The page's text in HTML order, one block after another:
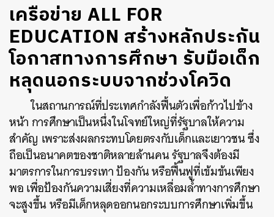
เครือข่าย ALL FOR
EDUCATION สร้างหลักประกัน
โอกาสทางการศึกษา รับมือเด็ก
หลุดนอกระบบจากช่วงโควิด
ในสถานการณ์ที่ประเทศกำลังฟื้นตัวเพื่อก้าวไปข้าง
หน้า การศึกษาเป็นหนึ่งในโจทย์ใหญ่ที่รัฐบาลให้ความ
สำคัญ เพราะส่งผลกระทบโดยตรงกับเด็กและเยาวชน ซึ่ง
ถือเป็นอนาคตของชาติหลายล้านคน รัฐบาลจึงต้องมี
มาตรการในการบรรเทา ป้องกัน หรือฟื้นฟูที่เข้มข้นเพียง
พอ เพื่อป้องกันความเสี่ยงที่ความเหลื่อมล้ำทางการศึกษา
จะสูงขึ้น หรือมีเด็กหลุดออกนอกระบบการศึกษาเพิ่มขึ้น